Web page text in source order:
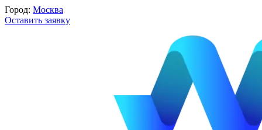
Город: Москва
Оставить заявку